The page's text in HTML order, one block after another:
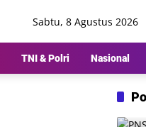
Sabtu, 8 Agustus 2026
TNI & Polri Nasional